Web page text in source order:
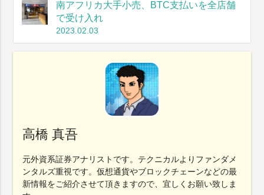
南アフリカ大手小売、BTC支払いを全店舗
で受け入れ
2023.02.03
高橋 真吾
元外資系証券アナリストです。テクニカルよりファンダメ
ンタルズ重視です。仮想通貨やブロックチェーンなどの最
新情報をご紹介させて頂きますので、宜しくお願い致しま